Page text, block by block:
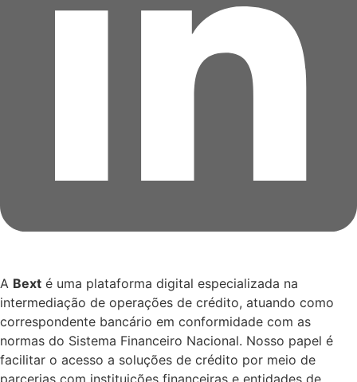
A Bext é uma plataforma digital especializada na
intermediação de operações de crédito, atuando como
correspondente bancário em conformidade com as
normas do Sistema Financeiro Nacional. Nosso papel é
facilitar o acesso a soluções de crédito por meio de
parcerias com instituições financeiras e entidades de